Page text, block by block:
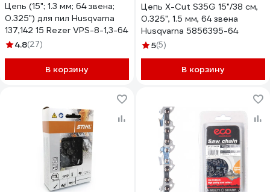
Цепь (15"; 1.3 мм; 64 звена;
0.325") для пил Husqvarna
137,142 15 Rezer VPS-8-1,3-64
4.8(27)
В корзину
Цепь X-Cut S35G 15"/38 см,
0.325", 1.5 мм, 64 звена
Husqvarna 5856395-64
5(5)
В корзину